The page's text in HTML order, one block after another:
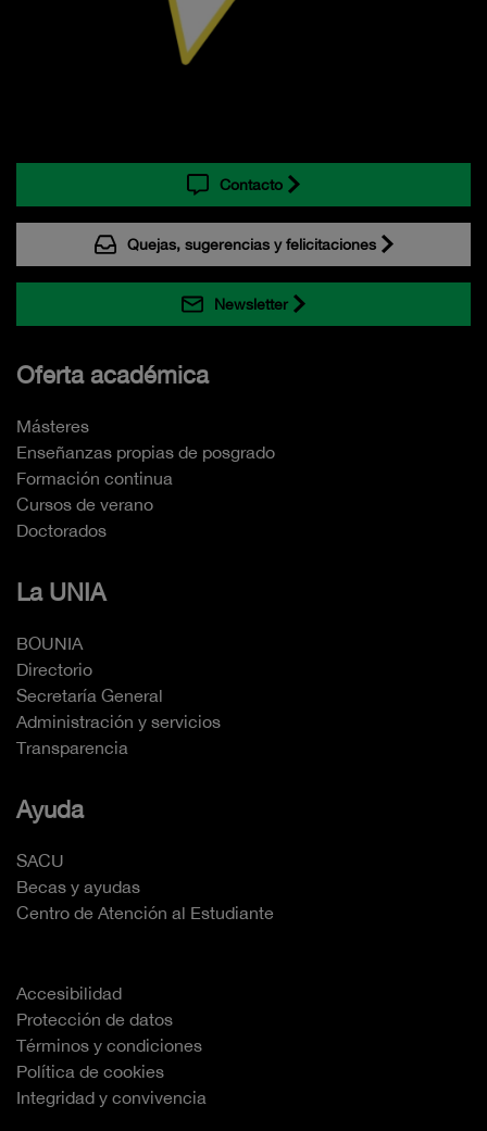
Contacto
Quejas, sugerencias y felicitaciones
Newsletter
Oferta académica
Másteres
Enseñanzas propias de posgrado
Formación continua
Cursos de verano
Doctorados
La UNIA
BOUNIA
Directorio
Secretaría General
Administración y servicios
Transparencia
Ayuda
SACU
Becas y ayudas
Centro de Atención al Estudiante
Accesibilidad
Protección de datos
Términos y condiciones
Política de cookies
Integridad y convivencia